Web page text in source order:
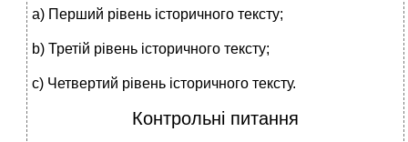
a) Перший рівень історичного тексту;
b) Третій рівень історичного тексту;
c) Четвертий рівень історичного тексту.
Контрольні питання